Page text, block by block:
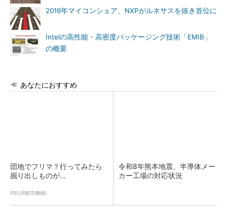
2016年マイコンシェア、NXPがルネサスを抜き首位に
Intelの高性能・高密度パッケージング技術「EMIB」
の概要
あなたにおすすめ
団地でフリマ？行ってみたら
掘り出しものが…
PR(UR都市機構)
令和8年熊本地震、半導体メー
カー工場の対応状況